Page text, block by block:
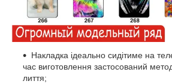
Накладка ідеально сидітиме на
час виготовлення застосований
лиття;